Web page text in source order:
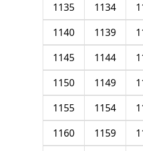
1134
1135
1139
1140
1144
1145
1149
1150
1154
1155
1159
1160